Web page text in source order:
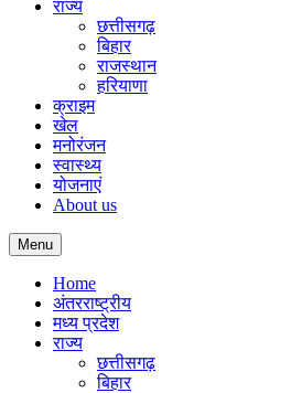
राज्य
छत्तीसगढ़
बिहार
राजस्थान
हरियाणा
क्राइम
खेल
मनोरंजन
स्वास्थ्य
योजनाएं
About us
Menu
Home
अंतरराष्ट्रीय
मध्य प्रदेश
राज्य
छत्तीसगढ़
बिहार